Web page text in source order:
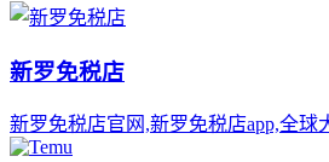
新罗免税店
新罗免税店官网,新罗免税店app,全球